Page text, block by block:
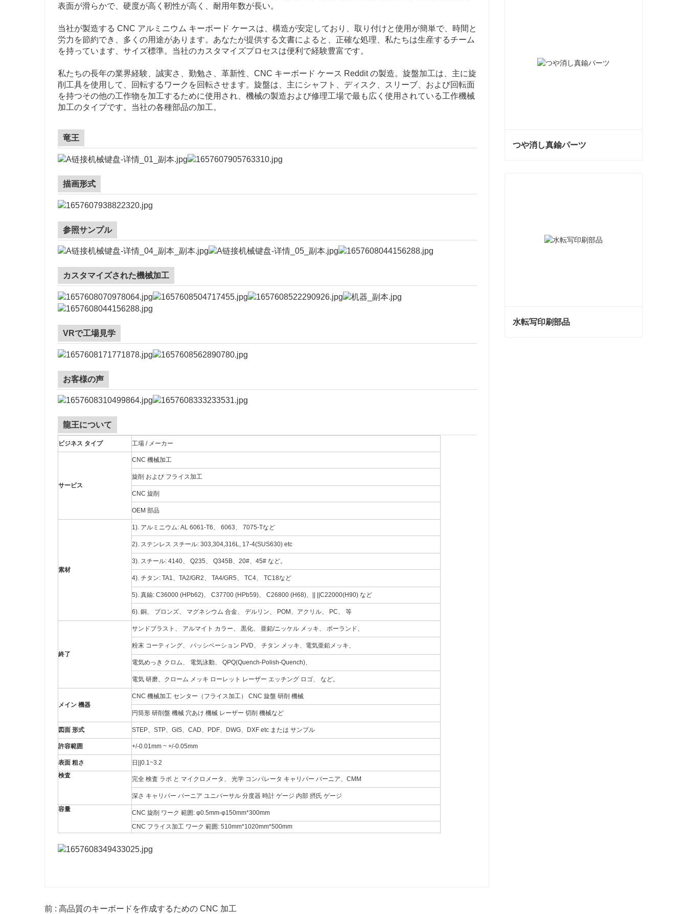
表面が滑らかで、硬度が高く靭性が高く、耐用年数が長い。
当社が製造する CNC アルミニウム キーボード ケースは、構造が安定しており、取り付けと使用が簡単で、時間と
労力を節約でき、多くの用途があります。あなたが提供する文書によると、正確な処理、私たちは生産するチーム
を持っています、サイズ標準。当社のカスタマイズプロセスは便利で経験豊富です。
私たちの長年の業界経験、誠実さ、勤勉さ、革新性、CNC キーボード ケース Reddit の製造。旋盤加工は、主に旋
削工具を使用して、回転するワークを回転させます。旋盤は、主にシャフト、ディスク、スリーブ、および回転面
を持つその他の工作物を加工するために使用され、機械の製造および修理工場で最も広く使用されている工作機械
加工のタイプです。当社の各種部品の加工。
竜王
描画形式
参照サンプル
カスタマイズされた機械加工
VRで工場見学
お客様の声
龍王について
ビジネス タイプ 工場 / メーカー
サービス
CNC 機械加工
旋削 および フライス加工
CNC 旋削
OEM 部品
素材
1). アルミニウム: AL 6061-T6、 6063、 7075-Tなど
2). ステンレス スチール: 303,304,316L, 17-4(SUS630) etc
3). スチール: 4140、 Q235、 Q345B、20#、45# など。
4). チタン: TA1、TA2/GR2、 TA4/GR5、 TC4、 TC18など
5). 真鍮: C36000 (HPb62)、 C37700 (HPb59)、 C26800 (H68)、|| ||C22000(H90) など
6). 銅、 ブロンズ、 マグネシウム 合金、 デルリン、 POM、アクリル、 PC、 等
終了
サンドブラスト、 アルマイト カラー、 黒化、 亜鉛/ニッケル メッキ、 ポーランド、
粉末 コーティング、 パッシベーション PVD、 チタン メッキ、電気亜鉛メッキ、
電気めっき クロム、 電気泳動、 QPQ(Quench-Polish-Quench)、
電気 研磨、クローム メッキ ローレット レーザー エッチング ロゴ、 など。
メイン 機器
CNC 機械加工 センター（フライス加工） CNC 旋盤 研削 機械
円筒形 研削盤 機械 穴あけ 機械 レーザー 切削 機械など
図面 形式 STEP、STP、GIS、CAD、PDF、DWG、DXF etc または サンプル
許容範囲 +/-0.01mm ~ +/-0.05mm
表面 粗さ
日||0.1~3.2
検査
完全 検査 ラボ と マイクロメータ、 光学 コンパレータ キャリパー バーニア、CMM
深さ キャリパー バーニア ユニバーサル 分度器 時計 ゲージ 内部 摂氏 ゲージ
容量
CNC 旋削 ワーク 範囲: φ0.5mm-φ150mm*300mm
CNC フライス加工 ワーク 範囲: 510mm*1020mm*500mm
前 : 高品質のキーボードを作成するための CNC 加工
つや消し真鍮パーツ
水転写印刷部品